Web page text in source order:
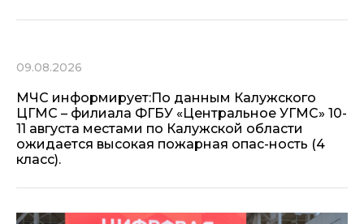
09.08.2026
МЧС информирует:По данным Калужского
ЦГМС – филиала ФГБУ «Центральное УГМС» 10-
11 августа местами по Калужской области
ожидается высокая пожарная опас-ность (4
класс).